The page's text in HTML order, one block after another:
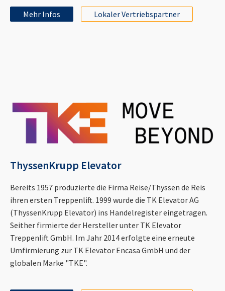
Mehr Infos Lokaler Vertriebspartner
ThyssenKrupp Elevator
Bereits 1957 produzierte die Firma Reise/Thyssen de Reis
ihren ersten Treppenlift. 1999 wurde die TK Elevator AG
(ThyssenKrupp Elevator) ins Handelregister eingetragen.
Seither firmierte der Hersteller unter TK Elevator
Treppenlift GmbH. Im Jahr 2014 erfolgte eine erneute
Umfirmierung zur TK Elevator Encasa GmbH und der
globalen Marke "TKE".